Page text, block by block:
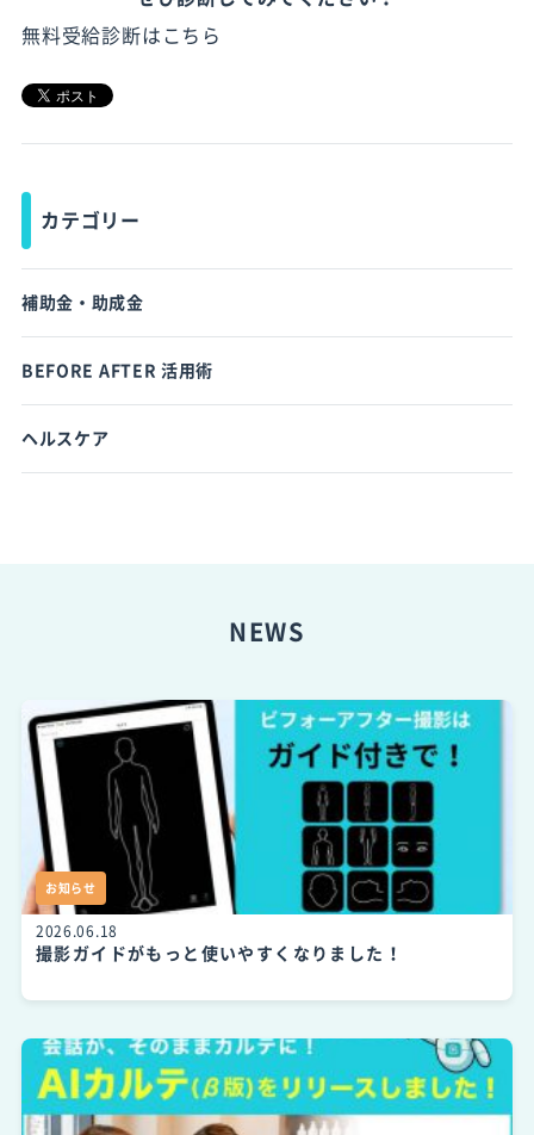
無料受給診断はこちら
カテゴリー
補助金・助成金
BEFORE AFTER 活用術
ヘルスケア
NEWS
お知らせ
2026.06.18
撮影ガイドがもっと使いやすくなりました！